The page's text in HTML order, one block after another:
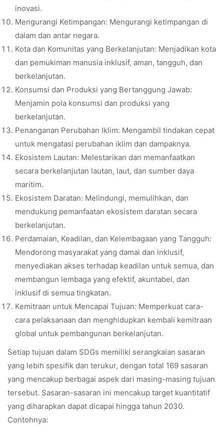
inovasi.
Mengurangi Ketimpangan: Mengurangi ketimpangan di
dalam dan antar negara.
Kota dan Komunitas yang Berkelanjutan: Menjadikan kota
dan pemukiman manusia inklusif, aman, tangguh, dan
berkelanjutan.
Konsumsi dan Produksi yang Bertanggung Jawab:
Menjamin pola konsumsi dan produksi yang
berkelanjutan.
Penanganan Perubahan Iklim: Mengambil tindakan cepat
untuk mengatasi perubahan iklim dan dampaknya.
Ekosistem Lautan: Melestarikan dan memanfaatkan
secara berkelanjutan lautan, laut, dan sumber daya
maritim.
Ekosistem Daratan: Melindungi, memulihkan, dan
mendukung pemanfaatan ekosistem daratan secara
berkelanjutan.
Perdamaian, Keadilan, dan Kelembagaan yang Tangguh:
Mendorong masyarakat yang damai dan inklusif,
menyediakan akses terhadap keadilan untuk semua, dan
membangun lembaga yang efektif, akuntabel, dan
inklusif di semua tingkatan.
Kemitraan untuk Mencapai Tujuan: Memperkuat cara-
cara pelaksanaan dan menghidupkan kembali kemitraan
global untuk pembangunan berkelanjutan.
Setiap tujuan dalam SDGs memiliki serangkaian sasaran
yang lebih spesifik dan terukur, dengan total 169 sasaran
yang mencakup berbagai aspek dari masing-masing tujuan
tersebut. Sasaran-sasaran ini mencakup target kuantitatif
yang diharapkan dapat dicapai hingga tahun 2030.
Contohnya: